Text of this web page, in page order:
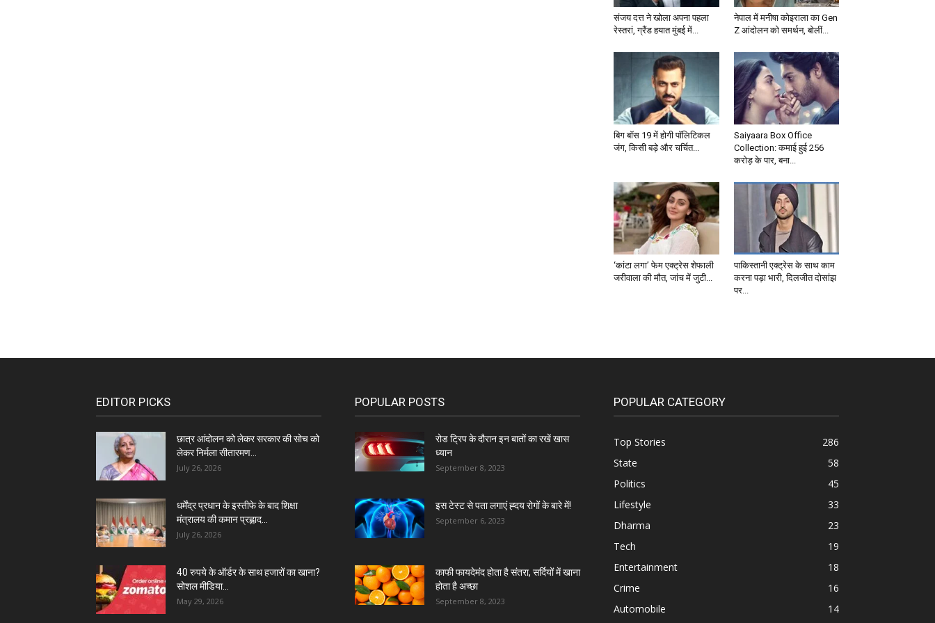
संजय दत्त ने खोला अपना पहला
रेस्तरां, ग्रैंड हयात मुंबई में...
नेपाल में मनीषा कोइराला का Gen
Z आंदोलन को समर्थन, बोलीं...
बिग बॉस 19 में होगी पॉलिटिकल
जंग, किसी बड़े और चर्चित...
Saiyaara Box Office
Collection: कमाई हुई 256
करोड़ के पार, बना...
‘कांटा लगा’ फेम एक्ट्रेस शेफाली
जरीवाला की मौत, जांच में जुटी...
पाकिस्तानी एक्ट्रेस के साथ काम
करना पड़ा भारी, दिलजीत दोसांझ
पर...
EDITOR PICKS
छात्र आंदोलन को लेकर सरकार की सोच को
लेकर निर्मला सीतारमण...
July 26, 2026
धर्मेंद्र प्रधान के इस्तीफे के बाद शिक्षा
मंत्रालय की कमान प्रह्लाद...
July 26, 2026
40 रुपये के ऑर्डर के साथ हजारों का खाना?
सोशल मीडिया...
May 29, 2026
POPULAR POSTS
रोड ट्रिप के दौरान इन बातों का रखें खास
ध्यान
September 8, 2023
इस टेस्ट से पता लगाएं ह्दय रोगों के बारे में!
September 6, 2023
काफी फायदेमंद होता है संतरा, सर्दियों में खाना
होता है अच्छा
September 8, 2023
POPULAR CATEGORY
Top Stories
286
State
58
Politics
45
Lifestyle
33
Dharma
23
Tech
19
Entertainment
18
Crime
16
Automobile
14